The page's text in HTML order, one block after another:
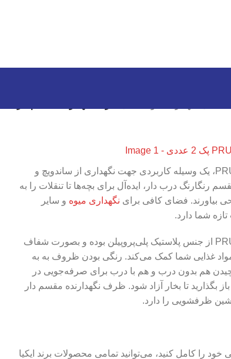
ظرف نگهدارنده مقسم دار ایکیا مدل PRUTA، یک وسیله کاربردی جهت نگهداری از ساندویچ و
رنگارنگ درب دار، ایده‌آل برای بچه‌ها تا تنقلات را به
بیاورند. فضای کافی برای نگهداری میوه و سایر
شما دارد.
ظرف نگهدارنده مقسم دار ایکیا مدل PRUTA از جنس پلاستیک پلی‌پروپیلن بوده و بصورت شفاف
غذایی شما کمک می‌کند. رنگی بودن ظروف به به
هم بدون درب و هم با درب برای صرفه‌جویی در
بگذارید تا بخار آزاد شود. ظرف نگهدارنده مقسم دار
را کامل کنید، می‌توانید تمامی محصولات برند ایکیا